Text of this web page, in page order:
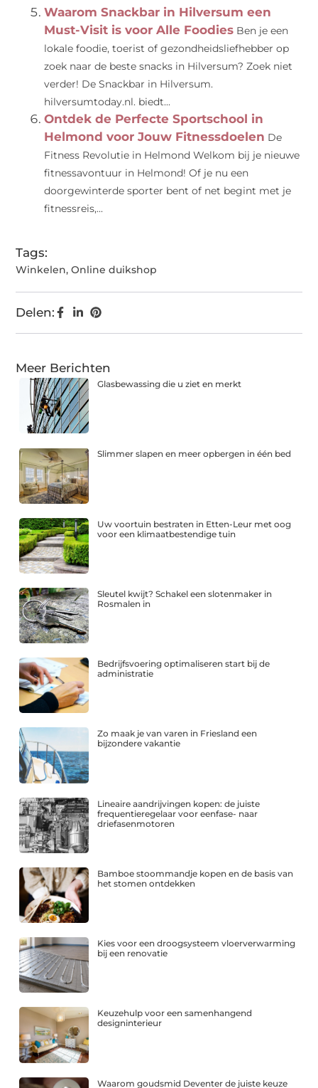
Waarom Snackbar in Hilversum een
Must-Visit is voor Alle Foodies Ben je een
lokale foodie, toerist of gezondheidsliefhebber op
zoek naar de beste snacks in Hilversum? Zoek niet
verder! De Snackbar in Hilversum.
hilversumtoday.nl. biedt...
Ontdek de Perfecte Sportschool in
Helmond voor Jouw Fitnessdoelen De
Fitness Revolutie in Helmond Welkom bij je nieuwe
fitnessavontuur in Helmond! Of je nu een
doorgewinterde sporter bent of net begint met je
fitnessreis,...
Tags:
Winkelen,Online duikshop
Delen:
Meer Berichten
Glasbewassing die u ziet en merkt
Slimmer slapen en meer opbergen in één bed
Uw voortuin bestraten in Etten-Leur met oog
voor een klimaatbestendige tuin
Sleutel kwijt? Schakel een slotenmaker in
Rosmalen in
Bedrijfsvoering optimaliseren start bij de
administratie
Zo maak je van varen in Friesland een
bijzondere vakantie
Lineaire aandrijvingen kopen: de juiste
frequentieregelaar voor eenfase- naar
driefasenmotoren
Bamboe stoommandje kopen en de basis van
het stomen ontdekken
Kies voor een droogsysteem vloerverwarming
bij een renovatie
Keuzehulp voor een samenhangend
designinterieur
Waarom goudsmid Deventer de juiste keuze